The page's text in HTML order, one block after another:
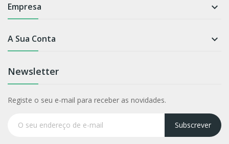
Empresa 
A Sua Conta 
Newsletter
Registe o seu e-mail para receber as novidades.
Subscrever